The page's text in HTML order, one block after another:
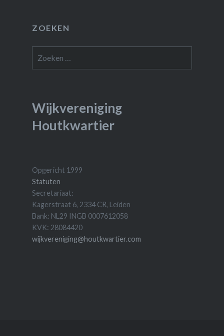
ZOEKEN
naar:
Wijkvereniging
Houtkwartier
Opgericht 1999
Statuten
Secretariaat:
Kagerstraat 6, 2334 CR, Leiden
Bank: NL29 INGB 0007612058
KVK: 28084420
wijkvereniging@houtkwartier.com